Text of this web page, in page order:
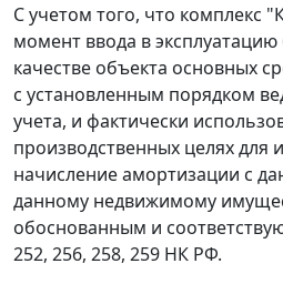
С учетом того, что комплекс
момент ввода в
качестве объекта основных
с установленным порядком
учета, и фактически
производственных целях для
начисление амортизации с
данному недвижимому
обоснованным и
252, 256, 258, 259 НК РФ.